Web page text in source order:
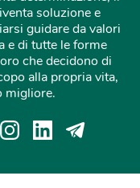
soluzione e
guidare da valori
e di tutte le forme
che decidono di
alla propria vita,
migliore.